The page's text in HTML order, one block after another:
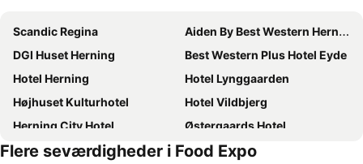
Scandic Regina
Aiden By Best Western Herning
DGI Huset Herning
Best Western Plus Hotel Eyde
Hotel Herning
Hotel Lynggaarden
Højhuset Kulturhotel
Hotel Vildbjerg
Herning City Hotel
Østergaards Hotel
Hotel Medi
Vildbjerg Sports Hotel & Kulturcenter
Flere seværdigheder i Food Expo